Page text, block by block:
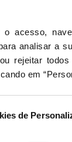
o acesso,
analisar a
rejeitar
em
de